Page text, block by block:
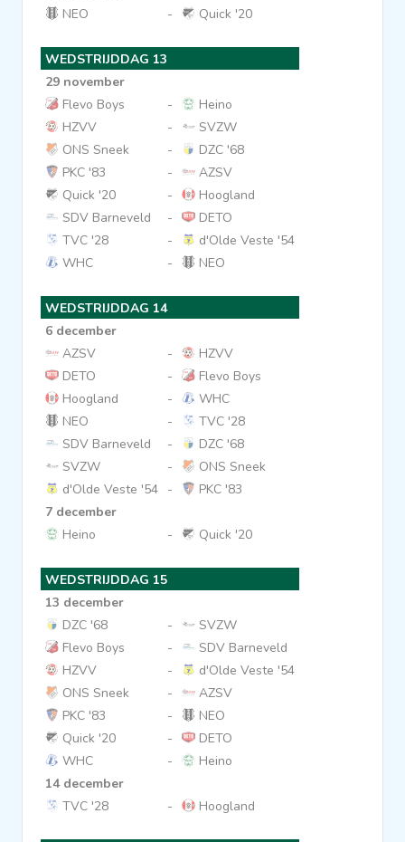
NEO
- Quick '20
WEDSTRIJDDAG 13
29 november
Flevo Boys
-
Heino
HZVV
-
SVZW
ONS Sneek
-
DZC '68
PKC '83
-
AZSV
Quick '20
-
Hoogland
SDV Barneveld
-
DETO
TVC '28
-
d'Olde Veste '54
WHC
- NEO
WEDSTRIJDDAG 14
6 december
AZSV
-
HZVV
DETO
-
Flevo Boys
Hoogland
-
WHC
NEO
-
TVC '28
SDV Barneveld
-
DZC '68
SVZW
-
ONS Sneek
d'Olde Veste '54 -
PKC '83
7 december
Heino
- Quick '20
WEDSTRIJDDAG 15
13 december
DZC '68
-
SVZW
Flevo Boys
-
SDV Barneveld
HZVV
-
d'Olde Veste '54
ONS Sneek
-
AZSV
PKC '83
-
NEO
Quick '20
-
DETO
WHC
-
Heino
14 december
TVC '28
- Hoogland